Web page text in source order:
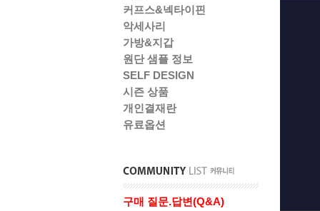
커프스&넥타이핀
악세사리
가방&지갑
원단 샘플 정보
SELF DESIGN
시즌 상품
개인결재란
유료옵션
구매 질문.답변(Q&A)